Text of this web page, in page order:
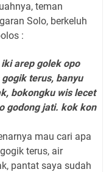
teman
Solo, berkeluh
:
arep golek opo
terus, banyu
bokongku wis lecet
godong jati. kok kon
mau cari apa
terus, air
pantat saya sudah